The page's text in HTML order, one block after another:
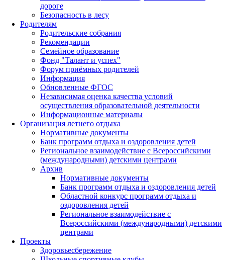
дороге
Безопасность в лесу
Родителям
Родительские собрания
Рекомендации
Семейное образование
Фонд "Талант и успех"
Форум приёмных родителей
Информация
Обновленные ФГОС
Независимая оценка качества условий
осуществления образовательной деятельности
Информационные материалы
Организация летнего отдыха
Нормативные документы
Банк программ отдыха и оздоровления детей
Региональное взаимодействие с Всероссийскими
(международными) детскими центрами
Архив
Нормативные документы
Банк программ отдыха и оздоровления детей
Областной конкурс программ отдыха и
оздоровления детей
Региональное взаимодействие с
Всероссийскими (международными) детскими
центрами
Проекты
Здоровьесбережение